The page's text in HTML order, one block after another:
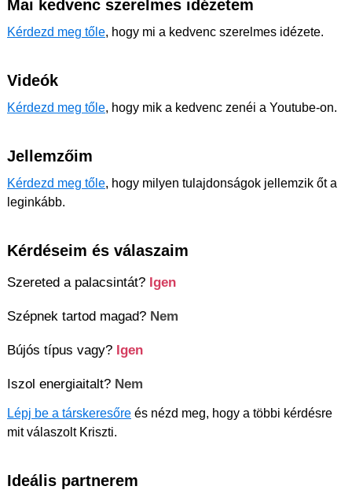
Mai kedvenc szerelmes idézetem
Kérdezd meg tőle, hogy mi a kedvenc szerelmes idézete.
Videók
Kérdezd meg tőle, hogy mik a kedvenc zenéi a Youtube-on.
Jellemzőim
Kérdezd meg tőle, hogy milyen tulajdonságok jellemzik őt a
leginkább.
Kérdéseim és válaszaim
Szereted a palacsintát? Igen
Szépnek tartod magad? Nem
Bújós típus vagy? Igen
Iszol energiaitalt? Nem
Lépj be a társkeresőre és nézd meg, hogy a többi kérdésre
mit válaszolt Kriszti.
Ideális partnerem